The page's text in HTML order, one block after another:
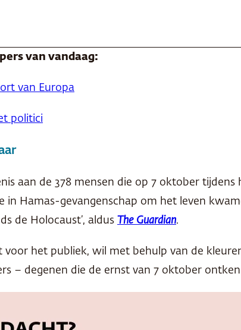
van vandaag:
van Europa
politici
aan de 378 mensen die op 7 oktober
Hamas-gevangenschap om het leven
de Holocaust’, aldus The Guardian.
het publiek, wil met behulp van de
– degenen die de ernst van 7 oktober